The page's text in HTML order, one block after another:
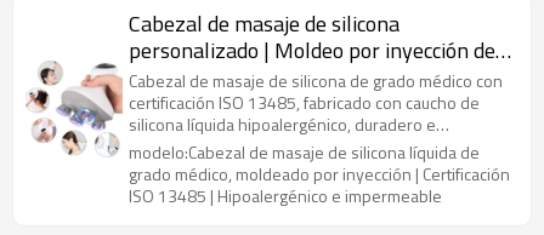
Industria de aplicación: industria médica, protección
exterior. Características del producto: Productos de
grado médico, no tóxicos e insípidos, suaves y
agradables para la piel, de tacto agradable.
Cabezal de masaje de silicona
personalizado | Moldeo por inyección de
caucho de silicona líquida de grado médico
| Certificación ISO 13485 |
Hipoalergénico, impermeable y duradero
Cabezal de masaje de silicona de grado médico con
certificación ISO 13485, fabricado con caucho de
silicona líquida hipoalergénico, duradero e
impermeable.
modelo:Cabezal de masaje de silicona líquida de
grado médico, moldeado por inyección | Certificación
ISO 13485 | Hipoalergénico e impermeable